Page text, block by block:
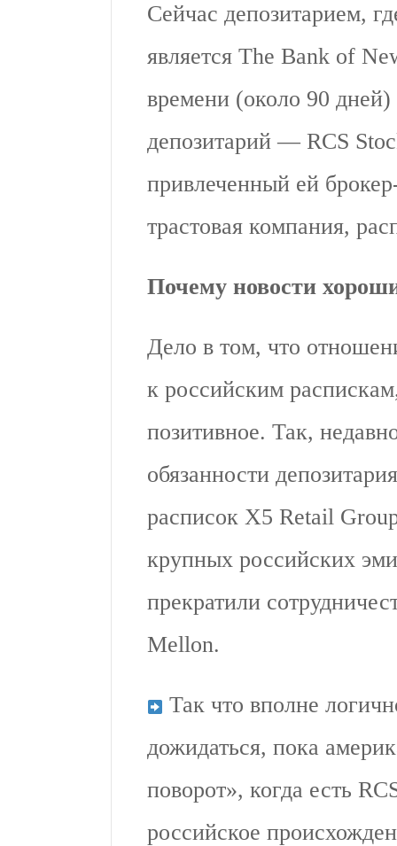
Сейчас депозитарием,
является The Bank of
времени (около 90
депозитарий — RCS
привлеченный ей
трастовая компания,
Почему новости
Дело в том, что
к российским
позитивное. Так,
обязанности
расписок X5 Retail
крупных российских
прекратили
Mellon.
Так что вполне
дожидаться, пока
поворот», когда есть
российское